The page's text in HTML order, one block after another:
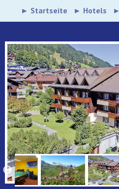
Startseite Hotels